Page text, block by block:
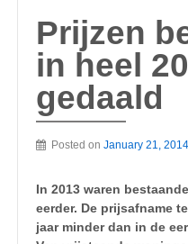
Prijzen
in heel
gedaald
Posted on January 21, 2014
In 2013 waren
eerder. De prijsafname
jaar minder dan in de